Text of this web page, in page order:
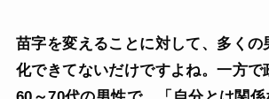
苗字を変えることに対して、多くの
化できてないだけですよね。一方で